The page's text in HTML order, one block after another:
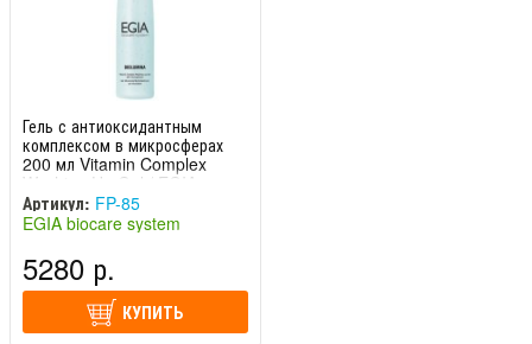
Гель с антиоксидантным
комплексом в микросферах
200 мл Vitamin Complex
Washing Up Gel / EGIA
Артикул: FP-85
EGIA biocare system
5280 р.
КУПИТЬ